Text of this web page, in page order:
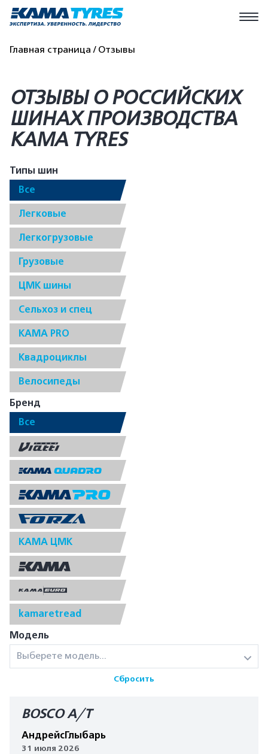
Главная страница Отзывы
ОТЗЫВЫ О РОССИЙСКИХ
ШИНАХ ПРОИЗВОДСТВА
KAMA TYRES
Типы шин
Все
Легковые
Легкогрузовые
Грузовые
ЦМК шины
Сельхоз и спец
КАМА PRO
Квадроциклы
Велосипеды
Бренд
Все
КАМА ЦМК
kamaretread
Модель
Выберете модель...
Сбросить
BOSCO A/T
АндрейсГлыбарь
31 июля 2026